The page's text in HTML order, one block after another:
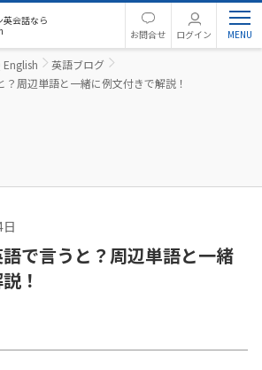
英会話なら
お問合せ ログイン
English
英語ブログ
周辺単語と一緒に例文付きで解説！
で言うと？周辺単語と一緒
！